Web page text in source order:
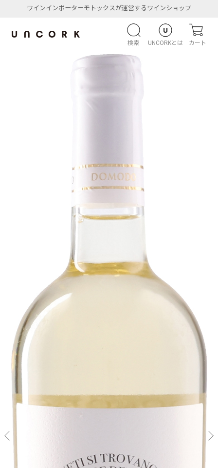
ワインインポーターモトックスが運営するワインショップ
検索 UNCORKとは カート